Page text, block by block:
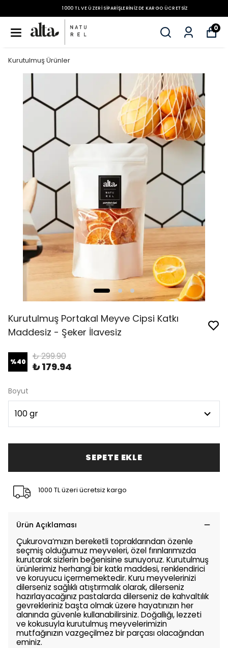
1000 TL VE ÜZERI SIPARIŞLERINIZDE KARGO ÜCRETSIZ
0
Kurutulmuş Ürünler
Kurutulmuş Portakal Meyve Cipsi Katkı
Maddesiz - Şeker İlavesiz
%40 ₺ 299.90
₺ 179.94
Boyut
SEPETE EKLE
1000 TL üzeri ücretsiz kargo
Ürün Açıklaması
Çukurova’mızın bereketli topraklarından özenle
seçmiş olduğumuz meyveleri, özel fırınlarımızda
kurutarak sizlerin beğenisine sunuyoruz. Kurutulmuş
ürünlerimiz herhangi bir katkı maddesi, renklendirici
ve koruyucu içermemektedir. Kuru meyvelerinizi
dilerseniz sağlıklı atıştırmalık olarak, dilerseniz
hazırlayacağınız pastalarda dilerseniz de kahvaltılık
gevrekleriniz başta olmak üzere hayatınızın her
alanında güvenle kullanabilirsiniz. Doğallığı, lezzeti
ve kokusuyla kurutulmuş meyvelerimizin
mutfağınızın vazgeçilmez bir parçası olacağından
eminiz.